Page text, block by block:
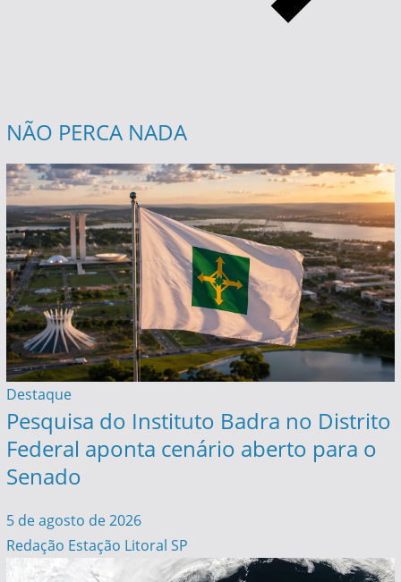
NÃO PERCA NADA
Destaque
Pesquisa do Instituto Badra no Distrito
Federal aponta cenário aberto para o
Senado
5 de agosto de 2026
Redação Estação Litoral SP